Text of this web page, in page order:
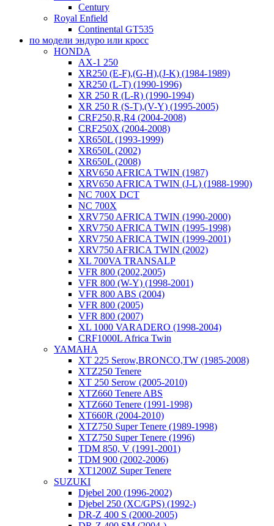
Century
Royal Enfield
Continental GT535
по модели эндуро или кросс
HONDA
AX-1 250
XR250 (E-F),(G-H),(J-K) (1984-1989)
XR250 (L-T) (1990-1996)
XR 250 R (L-R) (1990-1994)
XR 250 R (S-T),(V-Y) (1995-2005)
CRF250,R,R4 (2004-2008)
CRF250X (2004-2008)
XR650L (1993-1999)
XR650L (2002)
XR650L (2008)
XRV650 AFRICA TWIN (1987)
XRV650 AFRICA TWIN (J-L) (1988-1990)
NC 700X DCT
NC 700X
XRV750 AFRICA TWIN (1990-2000)
XRV750 AFRICA TWIN (1995-1998)
XRV750 AFRICA TWIN (1999-2001)
XRV750 AFRICA TWIN (2002)
XL 700VA TRANSALP
VFR 800 (2002,2005)
VFR 800 (W-Y) (1998-2001)
VFR 800 ABS (2004)
VFR 800 (2005)
VFR 800 (2007)
XL 1000 VARADERO (1998-2004)
CRF1000L Africa Twin
YAMAHA
XT 225 Serow,BRONCO,TW (1985-2008)
XTZ250 Tenere
XT 250 Serow (2005-2010)
XTZ660 Tenere ABS
XTZ660 Tenere (1991-1998)
XT660R (2004-2010)
XTZ750 Super Tenere (1989-1998)
XTZ750 Super Tenere (1996)
TDM 850, V (1991-2001)
TDM 900 (2002-2006)
XT1200Z Super Tenere
SUZUKI
Djebel 200 (1996-2002)
Djebel 250 (XC/GPS) (1992-)
DR-Z 400 S (2000-2005)